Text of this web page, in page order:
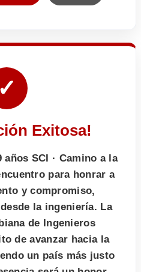
✓
Exitosa!
años SCI · Camino a la
para honrar a
y compromiso,
la ingeniería. La
de Ingenieros
de avanzar hacia la
un país más justo